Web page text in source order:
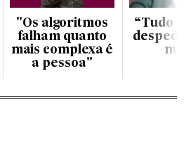
"Os algoritmos
falham quanto
mais complexa é
a pessoa"
“Tudo já